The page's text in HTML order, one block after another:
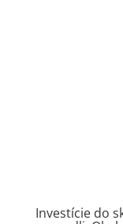
Investície do